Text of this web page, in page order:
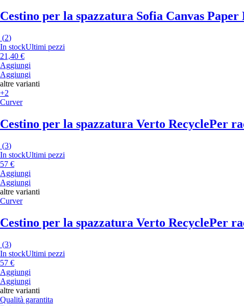
Cestino per la spazzatura Sofia Canvas
(2)
In stockUltimi pezzi
21,40 €
Aggiungi
Aggiungi
altre varianti
+2
Curver
Cestino per la spazzatura Verto RecyclePer
(3)
In stockUltimi pezzi
57 €
Aggiungi
Aggiungi
altre varianti
Curver
Cestino per la spazzatura Verto RecyclePer
(3)
In stockUltimi pezzi
57 €
Aggiungi
Aggiungi
altre varianti
Qualità garantita